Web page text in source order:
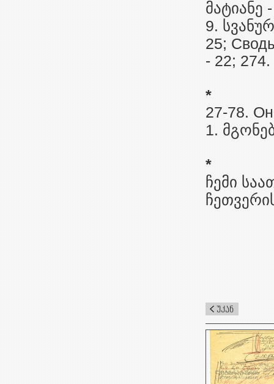
მატიანე
9.
25;
- 22; 274.
*
27-78.
1.
*
ჩემი